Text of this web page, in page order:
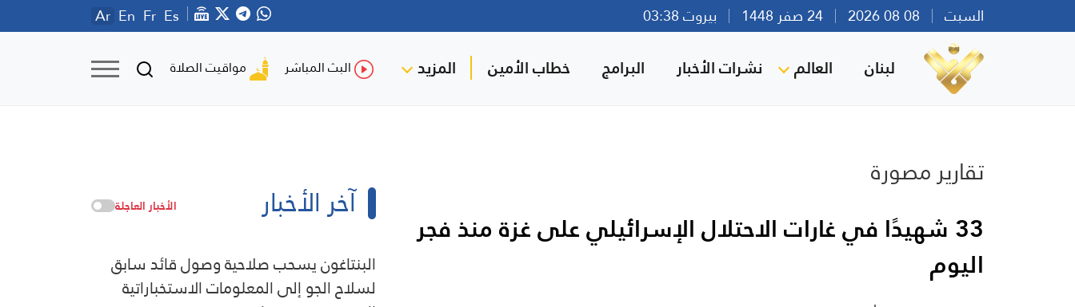
السبت بيروت 03:38 Ar En Fr Es
لبنان العالم نشرات الأخبار البرامج خطاب الأمين المزيد البث المباشر مواقيت الصلاة
تقارير مصورة
33 شهيدًا في غارات الاحتلال الإسرائيلي على غزة منذ فجر
اليوم
آخر الأخبار الأخبار العاجلة
البنتاغون يسحب صلاحية وصول قائد سابق
لسلاح الجو إلى المعلومات الاستخباراتية